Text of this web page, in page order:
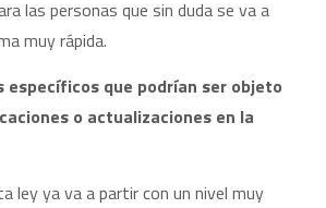
las personas que sin duda se va a
muy rápida.
específicos que podrían ser objeto
o actualizaciones en la
ley ya va a partir con un nivel muy